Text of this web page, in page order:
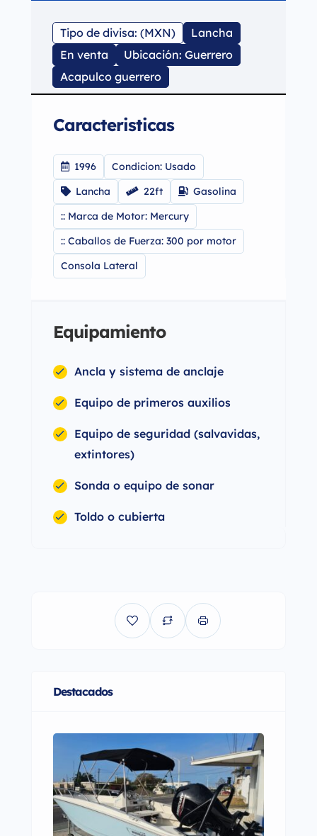
Tipo de divisa: (MXN)
Lancha
En venta
Ubicación: Guerrero
Acapulco guerrero
Caracteristicas
1996
Condicion: Usado
Lancha
22ft
Gasolina
:: Marca de Motor: Mercury
:: Caballos de Fuerza: 300 por motor
Consola Lateral
Equipamiento
Ancla y sistema de anclaje
Equipo de primeros auxilios
Equipo de seguridad (salvavidas,
extintores)
Sonda o equipo de sonar
Toldo o cubierta
Destacados